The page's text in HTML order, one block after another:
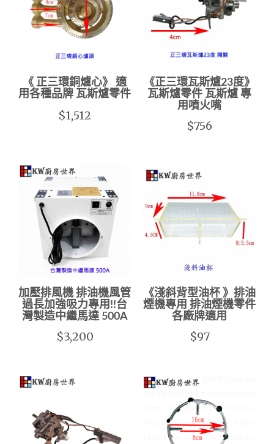
《 正三環銅爐心》 適
用各種品牌 瓦斯爐零件
$1,512
《正三環瓦斯爐23度》
瓦斯爐零件 瓦斯爐 專
用噴火嘴
$756
加壓排風機 排油機風管
過長加強吸力專用!!台
灣製造中繼馬達 500A
$3,200
《淺斜背型油杯 》排油
煙機專用 排油煙機零件
各廠牌適用
$97